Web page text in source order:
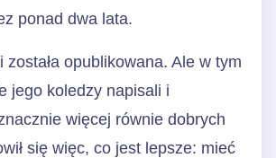
ponad dwa lata.
została opublikowana. Ale w tym
jego koledzy napisali i
więcej równie dobrych
się więc, co jest lepsze: mieć